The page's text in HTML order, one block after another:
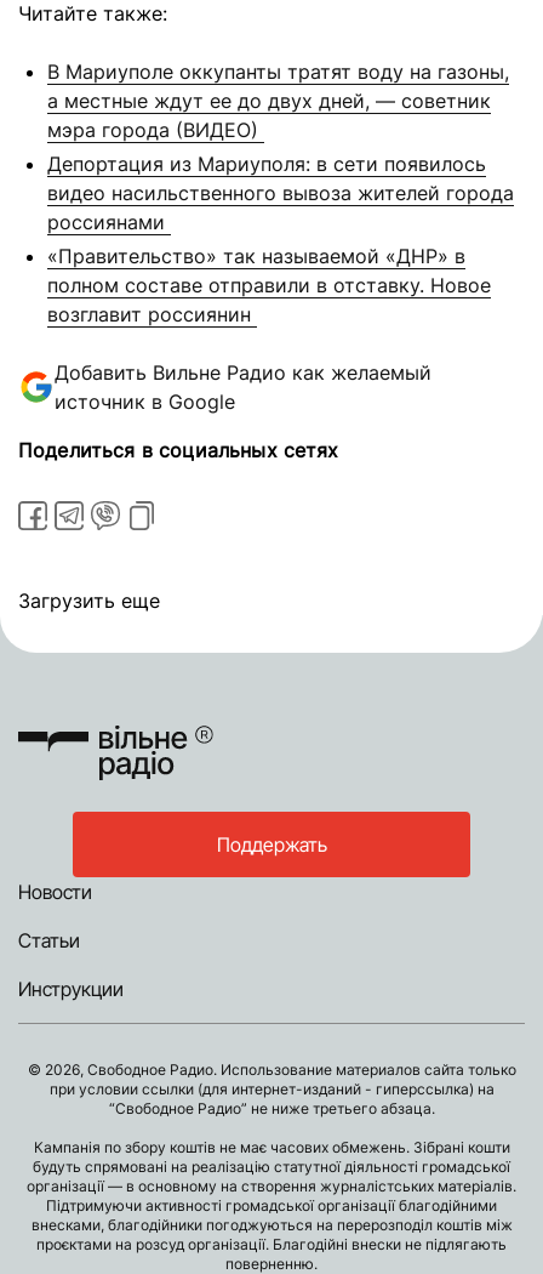
Читайте также:
В Мариуполе оккупанты тратят воду на газоны,
а местные ждут ее до двух дней, — советник
мэра города (ВИДЕО)
Депортация из Мариуполя: в сети появилось
видео насильственного вывоза жителей города
россиянами
«Правительство» так называемой «ДНР» в
полном составе отправили в отставку. Новое
возглавит россиянин
Добавить Вильне Радио как желаемый
источник в Google
Поделиться в социальных сетях
Загрузить еще
Поддержать
Новости
Статьи
Инструкции
© 2026, Свободное Радио. Использование материалов сайта только
при условии ссылки (для интернет-изданий - гиперссылка) на
“Свободное Радио” не ниже третьего абзаца.
Кампанія по збору коштів не має часових обмежень. Зібрані кошти
будуть спрямовані на реалізацію статутної діяльності громадської
організації — в основному на створення журналістських матеріалів.
Підтримуючи активності громадської організації благодійними
внесками, благодійники погоджуються на перерозподіл коштів між
проєктами на розсуд організації. Благодійні внески не підлягають
поверненню.